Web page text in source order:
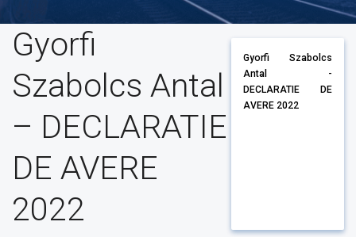
Gyorfi
Szabolcs Antal
– DECLARATIE
DE AVERE
2022
Gyorfi Szabolcs
Antal -
DECLARATIE DE
AVERE 2022